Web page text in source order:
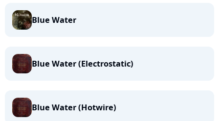
Blue Water
Blue Water (Electrostatic)
Blue Water (Hotwire)